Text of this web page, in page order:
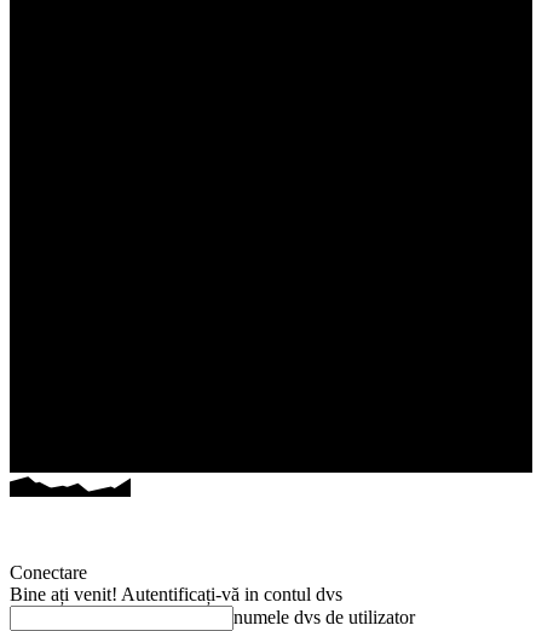
Conectare
Bine ați venit! Autentificați-vă in contul dvs
numele dvs de utilizator